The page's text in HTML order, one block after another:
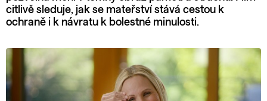
citlivě sleduje, jak se mateřství stává cestou k
ochraně i k návratu k bolestné minulosti.